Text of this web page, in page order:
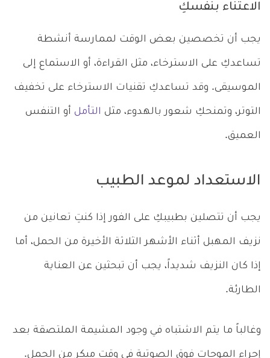
الاعتناء بنفسكِ
يجب أن تخصصين بعض الوقت لممارسة أنشطة
تساعدكِ على الاسترخاء، مثل القراءة، أو الاستماع إلى
الموسيقى. وقد تساعدكِ تقنيات الاسترخاء على تخفيف
التوتر، وتمنحكِ شعور بالهدوء، مثل التأمل أو التنفس
العميق.
الاستعداد لموعد الطبيب
يجب أن تتصلين بطبيبكِ على الفور إذا كنتِ تعانين من
نزيف المهبل أثناء الأشهر الثلاثة الأخيرة من الحمل، أما
إذا كان النزيف شديداً، يجب أن تبحثين عن العناية
الطارئة.
وغالباً ما يتم الاشتباه في وجود المشيمة الملتصقة بعد
إجراء الموجات فوق الصوتية في وقت مبكر من الحمل.